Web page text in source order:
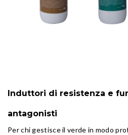
Induttori di resistenza e
antagonisti
Per chi gestisce il verde in modo